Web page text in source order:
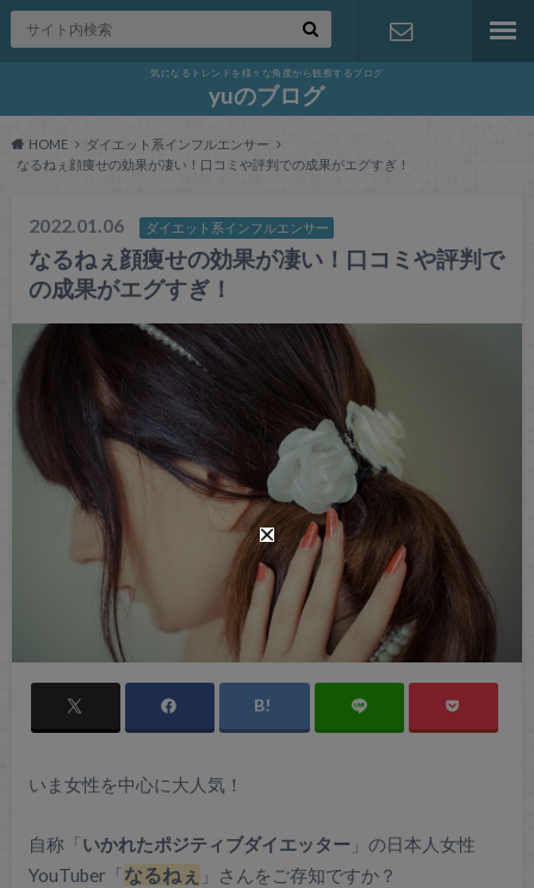
気になるトレンドを様々な角度から観察するブログ
yuのブログ
HOME
ダイエット系インフルエンサー
なるねぇ顔痩せの効果が凄い！口コミや評判での成果がエグすぎ！
2022.01.06 ダイエット系インフルエンサー
なるねぇ顔痩せの効果が凄い！口コミや評判で
の成果がエグすぎ！
いま女性を中心に大人気！
自称「いかれたポジティブダイエッター 」の日本人女性
YouTuber「なるねぇ 」さんをご存知ですか？